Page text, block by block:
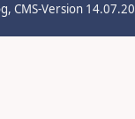
, CMS-Version